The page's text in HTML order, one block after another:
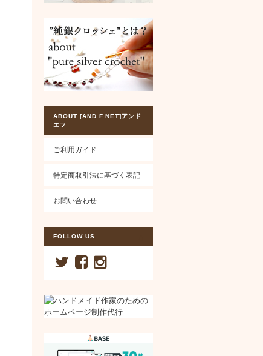
ABOUT [AND F.NET]アンド
エフ
ご利用ガイド
特定商取引法に基づく表記
お問い合わせ
FOLLOW US